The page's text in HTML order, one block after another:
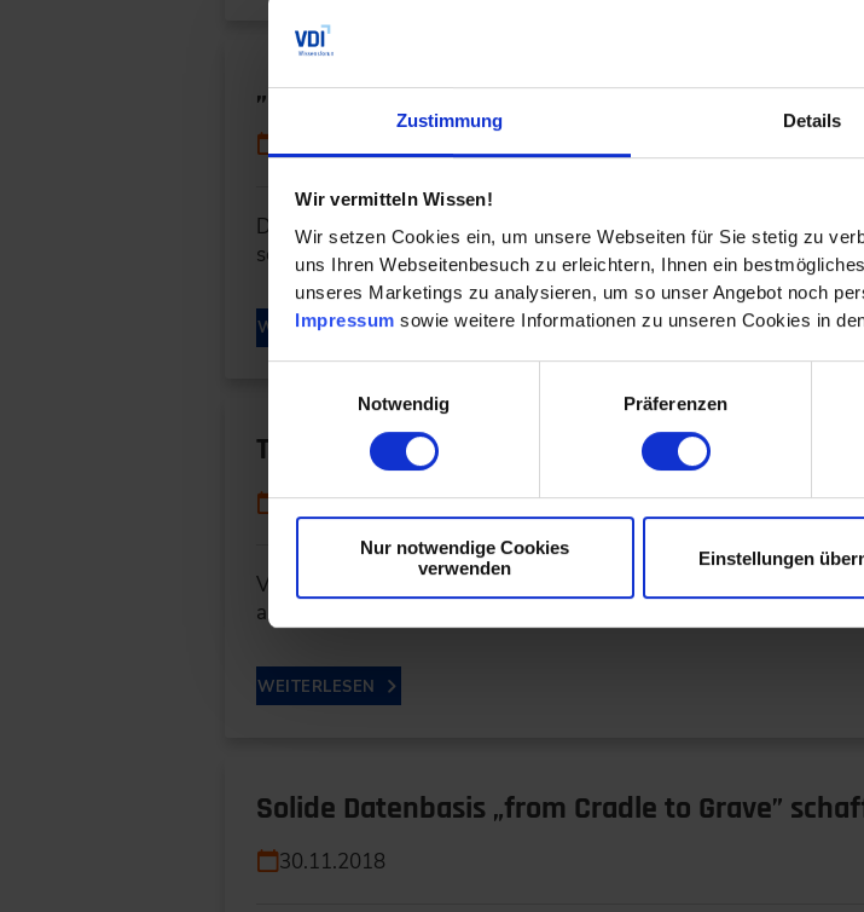
Zustimmung Details
Wir vermitteln Wissen!
Wir setzen Cookies ein, um unsere Webseiten für Sie stetig zu
uns Ihren Webseitenbesuch zu erleichtern, Ihnen ein
unseres Marketings zu analysieren, um so unser Angebot noch
Impressum sowie weitere Informationen zu unseren Cookies in
Notwendig
Präferenzen
Nur notwendige Cookies
verwenden
Einstellungen
„Ist Autofahren gut oder schlecht?“ – Die
Die Zukunft des Verbrennungsmotors "Ist Autofahren gut oder
seine pointierten Aussagen und…
WEITERLESEN
Top-Innovator 2020: Interview mit Timo Taubitz
08.09.2020
Vor kurzem wurde das VDI Wissensforum als eines der 100
ausgezeichnet. Was das VDI Wissensforum…
WEITERLESEN
Solide Datenbasis „from Cradle to Grave”
30.11.2018